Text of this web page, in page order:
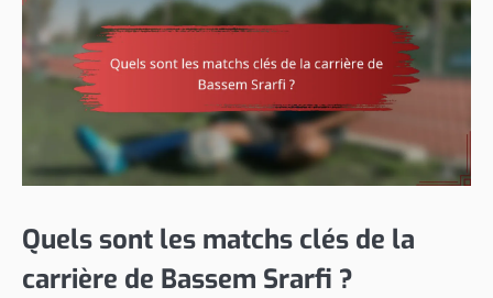
Quels sont les matchs clés de la
carrière de Bassem Srarfi ?